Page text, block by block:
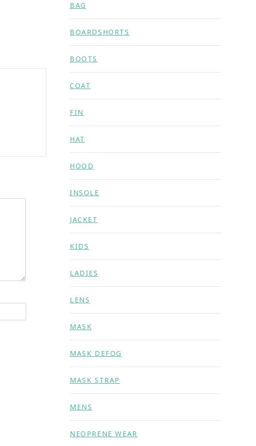
BAG
BOARDSHORTS
BOOTS
COAT
FIN
HAT
HOOD
INSOLE
JACKET
KIDS
LADIES
LENS
MASK
MASK DEFOG
MASK STRAP
MENS
NEOPRENE WEAR